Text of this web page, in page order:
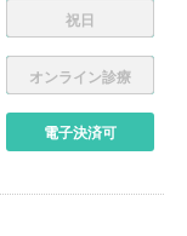
祝日
オンライン診療
電子決済可